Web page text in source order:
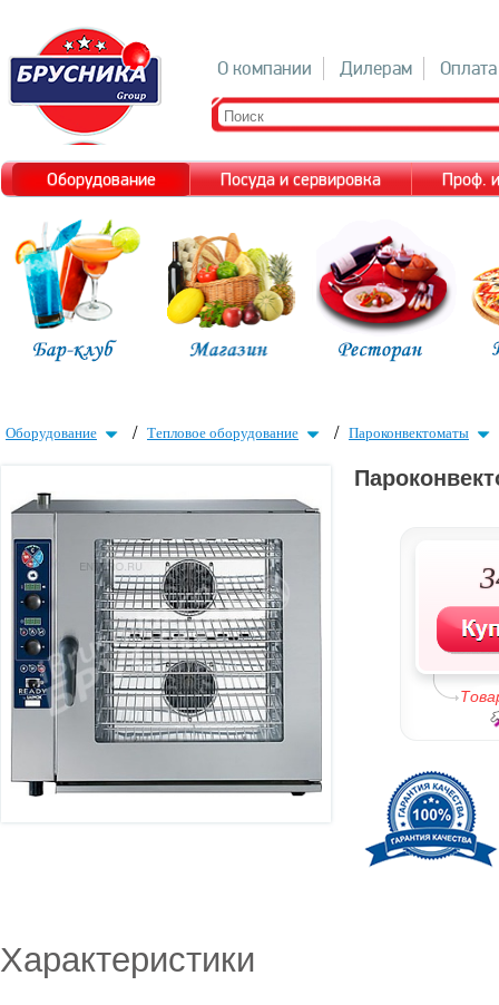
О компании Дилерам Оплата
Оборудование Посуда и сервировка Проф.
Оборудование / Тепловое оборудование / Пароконвектоматы
Характеристики